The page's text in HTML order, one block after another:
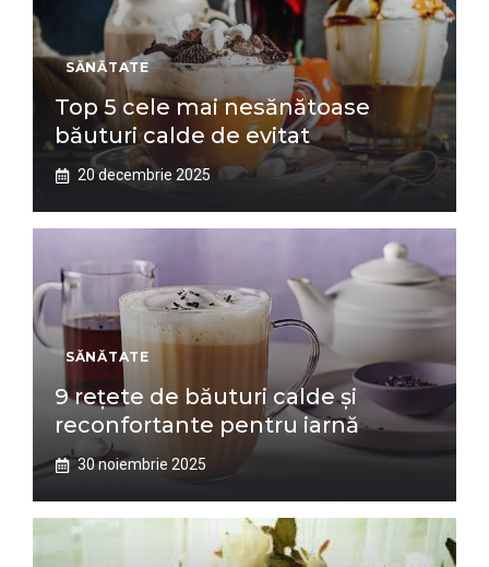
SĂNĂTATE
Top 5 cele mai nesănătoase
băuturi calde de evitat
20 decembrie 2025
SĂNĂTATE
9 rețete de băuturi calde și
reconfortante pentru iarnă
30 noiembrie 2025